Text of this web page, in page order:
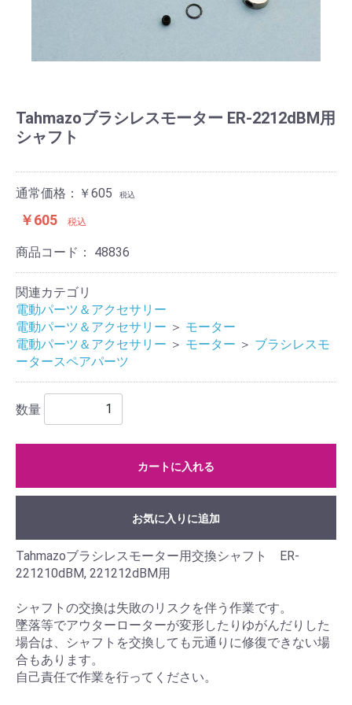
Tahmazoブラシレスモーター ER-2212dBM用
シャフト
通常価格：￥605 税込
￥605 税込
商品コード： 48836
関連カテゴリ
電動パーツ＆アクセサリー
電動パーツ＆アクセサリー ＞ モーター
電動パーツ＆アクセサリー ＞ モーター ＞ ブラシレスモ
ータースペアパーツ
数量
カートに入れる
お気に入りに追加
Tahmazoブラシレスモーター用交換シャフト ER-
221210dBM, 221212dBM用
シャフトの交換は失敗のリスクを伴う作業です。
墜落等でアウターローターが変形したりゆがんだりした
場合は、シャフトを交換しても元通りに修復できない場
合もあります。
自己責任で作業を行ってください。